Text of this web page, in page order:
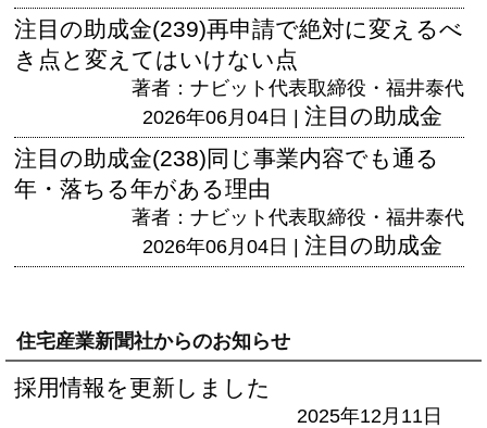
注目の助成金(239)再申請で絶対に変えるべ
き点と変えてはいけない点
著者：ナビット代表取締役・福井泰代
2026年06月04日 | 注目の助成金
注目の助成金(238)同じ事業内容でも通る
年・落ちる年がある理由
著者：ナビット代表取締役・福井泰代
2026年06月04日 | 注目の助成金
住宅産業新聞社からのお知らせ
採用情報を更新しました
2025年12月11日